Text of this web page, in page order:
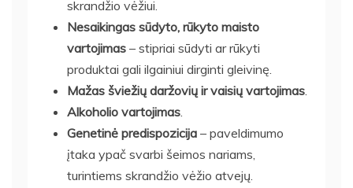
skrandžio vėžiui.
Nesaikingas sūdyto, rūkyto maisto
vartojimas – stipriai sūdyti ar rūkyti
produktai gali ilgainiui dirginti gleivinę.
Mažas šviežių daržovių ir vaisių vartojimas.
Alkoholio vartojimas.
Genetinė predispozicija – paveldimumo
įtaka ypač svarbi šeimos nariams,
turintiems skrandžio vėžio atvejų.